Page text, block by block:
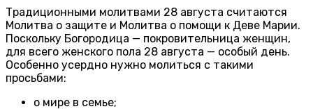
Традиционными молитвами 28 августа считаются
Молитва о защите и Молитва о помощи к Деве Марии.
Поскольку Богородица — покровительница женщин,
для всего женского пола 28 августа — особый день.
Особенно усердно нужно молиться с такими
просьбами:
о мире в семье;